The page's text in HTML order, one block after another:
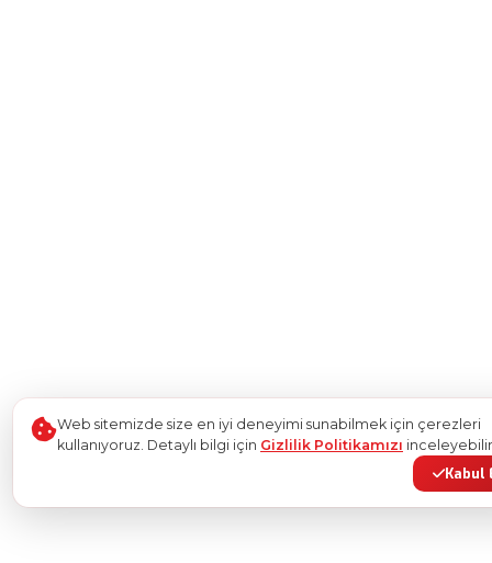
Web sitemizde size en iyi deneyimi sunabilmek için çerezleri
kullanıyoruz. Detaylı bilgi için Gizlilik Politikamızı
Kabul